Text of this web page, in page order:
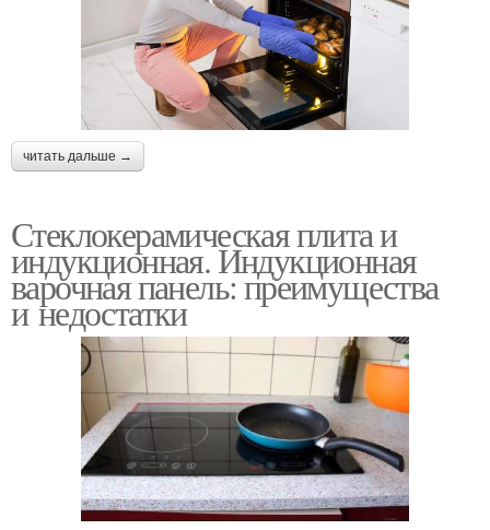
читать дальше →
Стеклокерамическая плита и
индукционная. Индукционная
варочная панель: преимущества
и недостатки